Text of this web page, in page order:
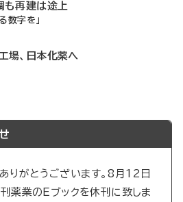
も再建は途上
数字を」
場、日本化薬へ
りがとうございます。8月12日
刊薬業のEブックを休刊に致しま